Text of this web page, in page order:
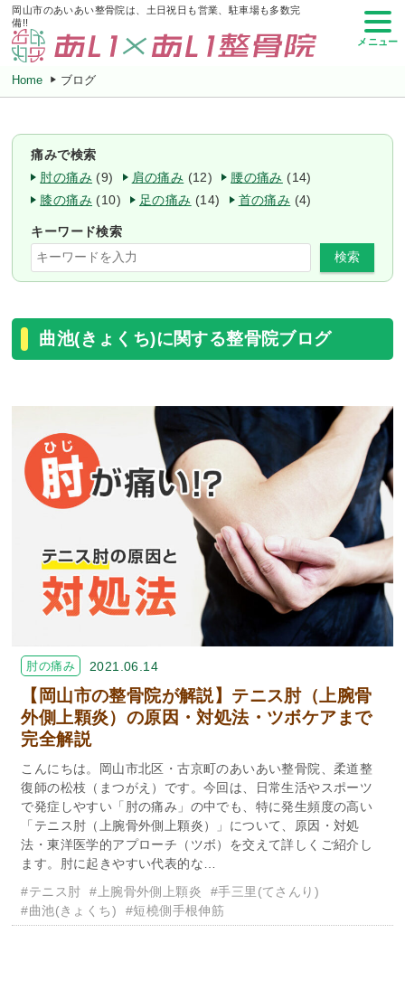
岡山市のあいあい整骨院は、土日祝日も営業、駐車場も多数完
備!!
メニュー
Home ブログ
痛みで検索
肘の痛み (9) 肩の痛み (12) 腰の痛み (14)
膝の痛み (10) 足の痛み (14) 首の痛み (4)
キーワード検索
検索
曲池(きょくち)に関する整骨院ブログ
肘の痛み 2021.06.14
【岡山市の整骨院が解説】テニス肘（上腕骨
外側上顆炎）の原因・対処法・ツボケアまで
完全解説
こんにちは。岡山市北区・古京町のあいあい整骨院、柔道整
復師の松枝（まつがえ）です。今回は、日常生活やスポーツ
で発症しやすい「肘の痛み」の中でも、特に発生頻度の高い
「テニス肘（上腕骨外側上顆炎）」について、原因・対処
法・東洋医学的アプローチ（ツボ）を交えて詳しくご紹介し
ます。肘に起きやすい代表的な…
#テニス肘
#上腕骨外側上顆炎
#手三里(てさんり)
#曲池(きょくち)
#短橈側手根伸筋